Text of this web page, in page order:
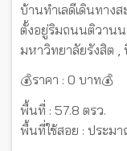
บ้านทำเลดีเดินทางส
ตั้งอยู่ริมถนนติวานนท์
มหาวิทยาลัยรังสิต ,
💰ราคา : 0 บาท💰
พื้นที่ : 57.8 ตรว.
พื้นที่ใช้สอย : ประม